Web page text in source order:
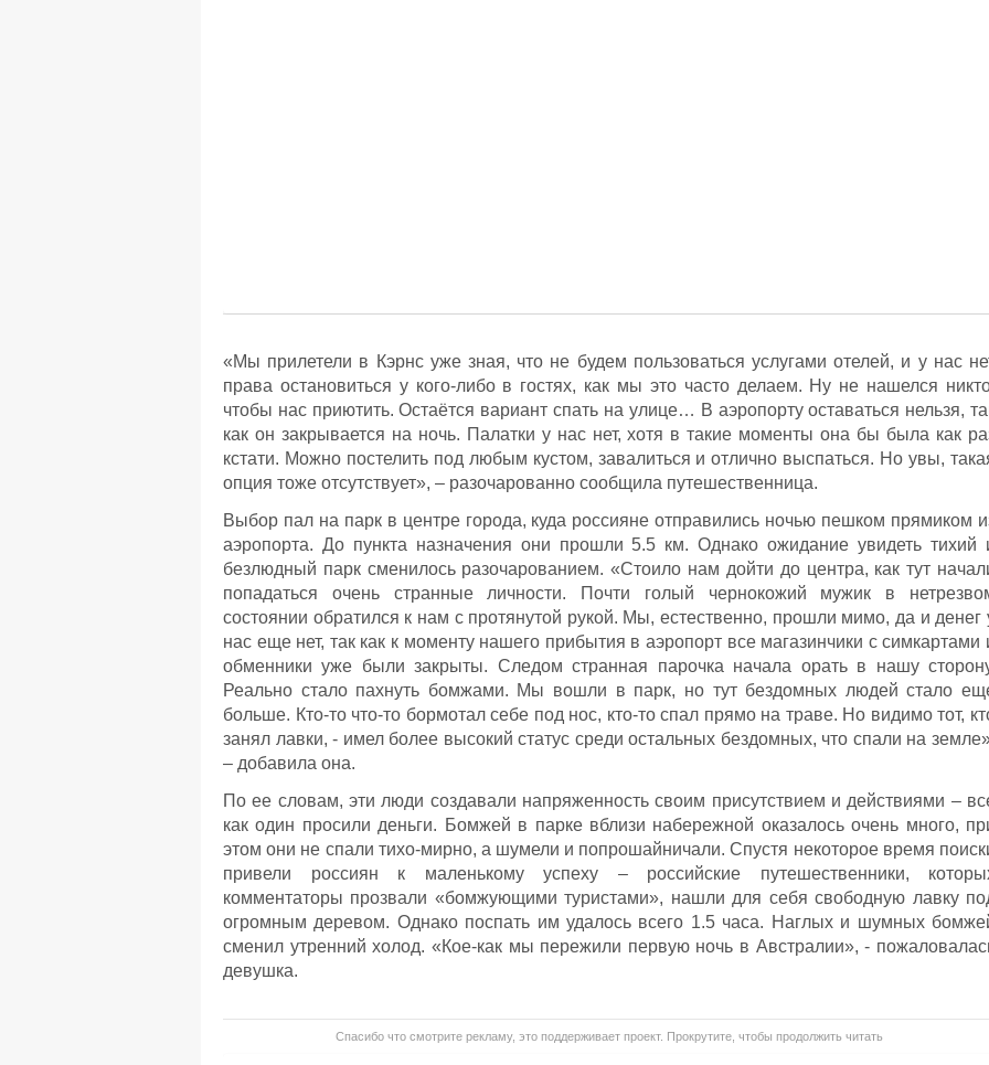
«Мы прилетели в Кэрнс уже зная, что не будем пользоваться услугами отелей, и у нас
права остановиться у кого-либо в гостях, как мы это часто делаем. Ну не нашелся
чтобы нас приютить. Остаётся вариант спать на улице… В аэропорту оставаться нельзя,
как он закрывается на ночь. Палатки у нас нет, хотя в такие моменты она бы была как
кстати. Можно постелить под любым кустом, завалиться и отлично выспаться. Но увы,
опция тоже отсутствует», – разочарованно сообщила путешественница.
Выбор пал на парк в центре города, куда россияне отправились ночью пешком прямиком
аэропорта. До пункта назначения они прошли 5.5 км. Однако ожидание увидеть тихий
безлюдный парк сменилось разочарованием. «Стоило нам дойти до центра, как тут
попадаться очень странные личности. Почти голый чернокожий мужик в
состоянии обратился к нам с протянутой рукой. Мы, естественно, прошли мимо, да и денег
нас еще нет, так как к моменту нашего прибытия в аэропорт все магазинчики с симкартами
обменники уже были закрыты. Следом странная парочка начала орать в нашу
Реально стало пахнуть бомжами. Мы вошли в парк, но тут бездомных людей стало
больше. Кто-то что-то бормотал себе под нос, кто-то спал прямо на траве. Но видимо тот,
занял лавки, - имел более высокий статус среди остальных бездомных, что спали на
– добавила она.
По ее словам, эти люди создавали напряженность своим присутствием и действиями –
как один просили деньги. Бомжей в парке вблизи набережной оказалось очень много,
этом они не спали тихо-мирно, а шумели и попрошайничали. Спустя некоторое время
привели россиян к маленькому успеху – российские путешественники,
комментаторы прозвали «бомжующими туристами», нашли для себя свободную лавку
огромным деревом. Однако поспать им удалось всего 1.5 часа. Наглых и шумных
сменил утренний холод. «Кое-как мы пережили первую ночь в Австралии», -
девушка.
Спасибо что смотрите рекламу, это поддерживает проект. Прокрутите, чтобы продолжить читать